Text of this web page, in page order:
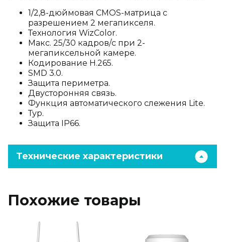
1/2,8-дюймовая CMOS-матрица с
разрешением 2 мегапикселя.
Технология WizColor.
Макс. 25/30 кадров/с при 2-
мегапиксельной камере.
Кодирование H.265.
SMD 3.0.
Защита периметра.
Двусторонняя связь.
Функция автоматического слежения Lite.
Тур.
Защита IP66.
Технические характеристики
Похожие товары